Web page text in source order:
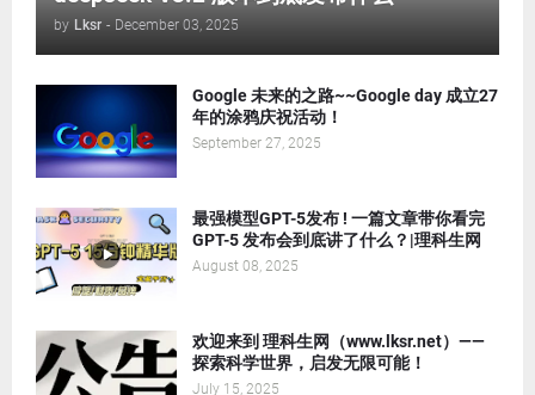
by Lksr - December 03, 2025
Google 未来的之路~~Google day 成立27
年的涂鸦庆祝活动！
September 27, 2025
最强模型GPT-5发布 ! 一篇文章带你看完
GPT-5 发布会到底讲了什么？|理科生网
August 08, 2025
欢迎来到 理科生网（www.lksr.net）——
探索科学世界，启发无限可能！
July 15, 2025